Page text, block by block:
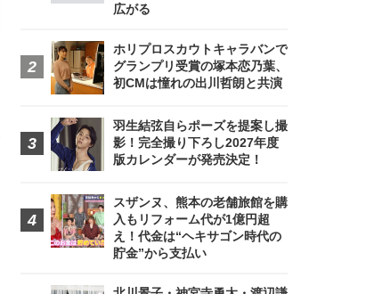
広がる
ホリプロスカウトキャラバンで
グランプリ受賞の塚本恋乃葉、
初CMは憧れの出川哲朗と共演
羽生結弦自らポーズを提案し撮
影！完全撮り下ろし2027年度
版カレンダーが発売決定！
スザンヌ、熊本の老舗旅館を購
入もリフォーム代が1億円超
え！代金は“ヘキサゴン時代の
貯金”から支払い